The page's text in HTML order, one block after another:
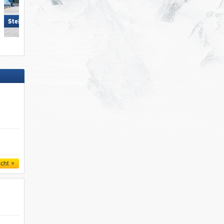
Steinplatte Winklmoosalm Steinplatte Winklmoosalm